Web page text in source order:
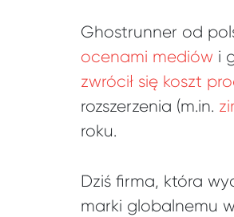
Ghostrunner od
ocenami mediów i
zwrócił się koszt
rozszerzenia (m.in.
roku.
Dziś firma, która
marki globalnemu